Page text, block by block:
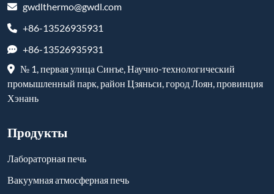
gwdlthermo@gwdl.com
+86-13526935931
+86-13526935931
№ 1, первая улица Синъе, Научно-технологический
промышленный парк, район Цзяньси, город Лоян, провинция
Хэнань
Продукты
Лабораторная печь
Вакуумная атмосферная печь